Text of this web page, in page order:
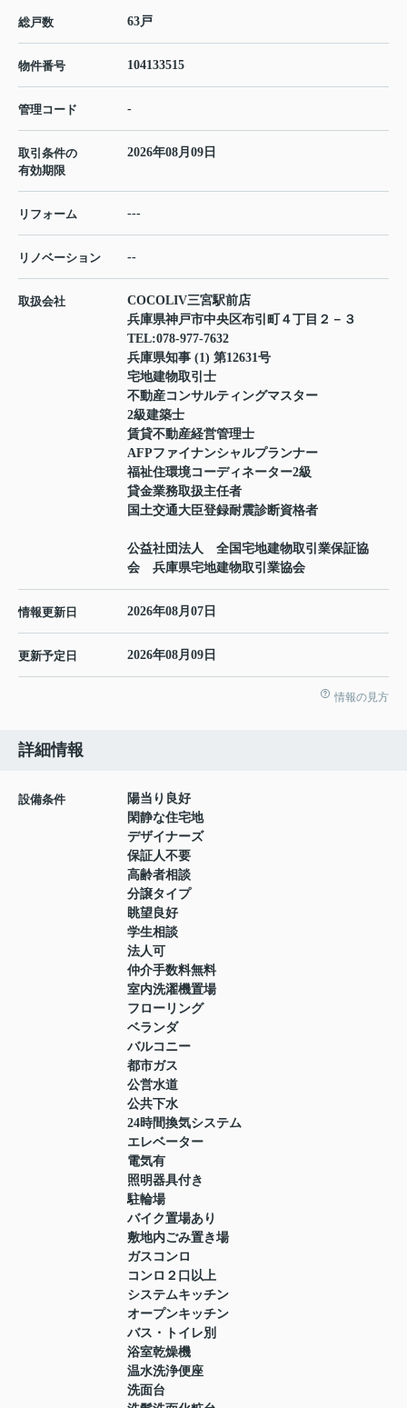
総戸数 63戸
物件番号 104133515
管理コード -
取引条件の
有効期限
2026年08月09日
リフォーム ---
リノベーション --
取扱会社
COCOLIV三宮駅前店
兵庫県神戸市中央区布引町４丁目２－３
TEL:078-977-7632
兵庫県知事 (1) 第12631号
宅地建物取引士
不動産コンサルティングマスター
2級建築士
賃貸不動産経営管理士
AFPファイナンシャルプランナー
福祉住環境コーディネーター2級
貸金業務取扱主任者
国土交通大臣登録耐震診断資格者
公益社団法人 全国宅地建物取引業保証協
会 兵庫県宅地建物取引業協会
情報更新日 2026年08月07日
更新予定日 2026年08月09日
情報の見方
詳細情報
設備条件
陽当り良好
閑静な住宅地
デザイナーズ
保証人不要
高齢者相談
分譲タイプ
眺望良好
学生相談
法人可
仲介手数料無料
室内洗濯機置場
フローリング
ベランダ
バルコニー
都市ガス
公営水道
公共下水
24時間換気システム
エレベーター
電気有
照明器具付き
駐輪場
バイク置場あり
敷地内ごみ置き場
ガスコンロ
コンロ２口以上
システムキッチン
オープンキッチン
バス・トイレ別
浴室乾燥機
温水洗浄便座
洗面台